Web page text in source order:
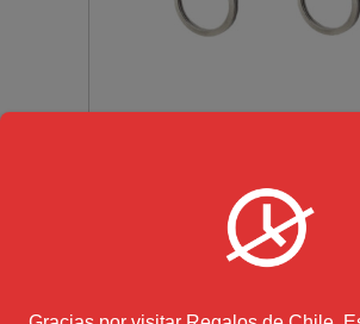
(IVA incluido)